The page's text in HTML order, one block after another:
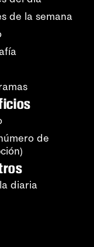
de la semana
de
diaria